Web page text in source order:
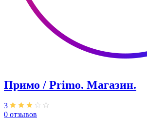
Примо / Primo. Магазин.
3
0 отзывов